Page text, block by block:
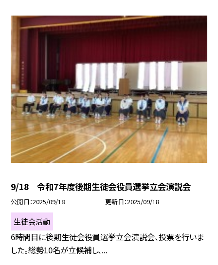
9/18 令和7年度後期生徒会役員選挙立会演説会
公開日 2025/09/18 更新日 2025/09/18
生徒会活動
6時間目に後期生徒会役員選挙立会演説会、投票を行いま
した。総勢10名が立候補し、...